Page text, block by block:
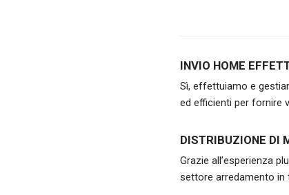
INVIO HOME
Sì, effettuiamo e
ed efficienti per fornire
DISTRIBUZIONE DI
Grazie all’esperienza
settore arredamento in